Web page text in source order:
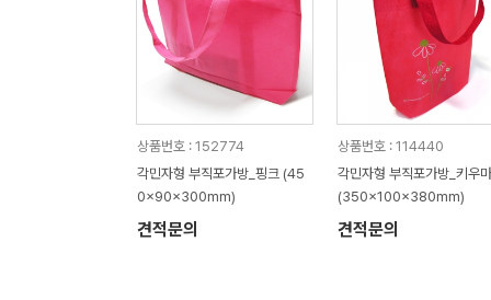
상품번호 : 152774
각민자형 부직포가방_핑크 (45
0x90x300mm)
견적문의
상품번호 : 114440
각민자형 부직포가방_키우
(350x100x380mm)
견적문의